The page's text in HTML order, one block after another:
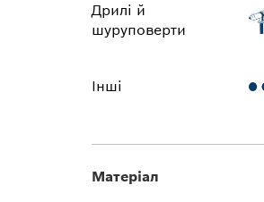
Дрилі й
шуруповерти
Інші
Матеріал